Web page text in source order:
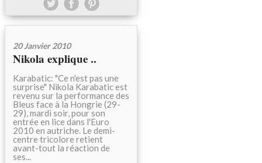
20 Janvier 2010
Nikola explique ..
Karabatic: "Ce n'est pas une
surprise" Nikola Karabatic est
revenu sur la performance des
Bleus face à la Hongrie (29-
29), mardi soir, pour son
entrée en lice dans l'Euro
2010 en autriche. Le demi-
centre tricolore retient
avant-tout la réaction de
ses...